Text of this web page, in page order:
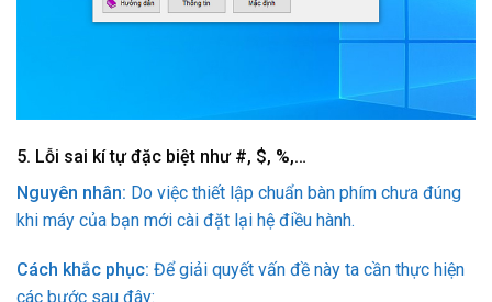
5. Lỗi sai kí tự đặc biệt như #, $, %,…
Nguyên nhân: Do việc thiết lập chuẩn bàn phím chưa đúng
khi máy của bạn mới cài đặt lại hệ điều hành.
Cách khắc phục: Để giải quyết vấn đề này ta cần thực hiện
các bước sau đây: